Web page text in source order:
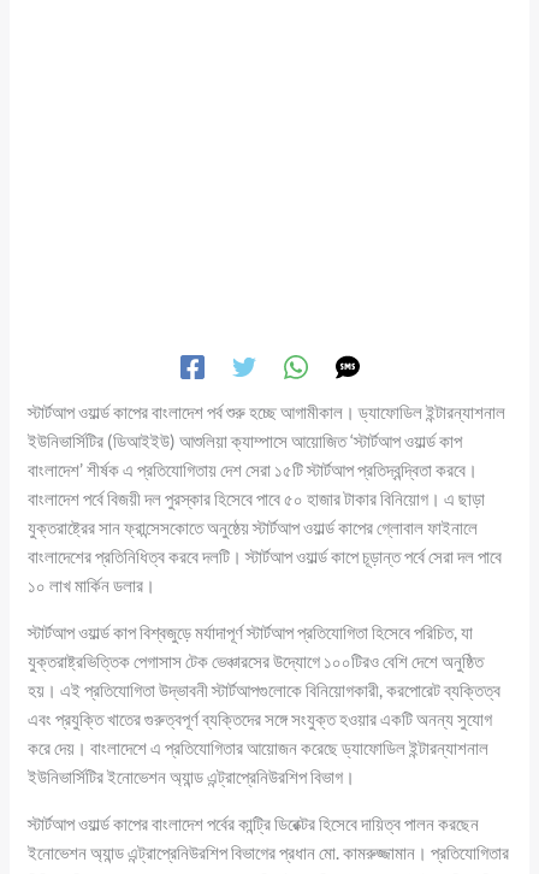
স্টার্টআপ ওয়ার্ল্ড কাপের বাংলাদেশ পর্ব শুরু হচ্ছে আগামীকাল। ড্যাফোডিল ইন্টারন্যাশনাল
ইউনিভার্সিটির (ডিআইইউ) আশুলিয়া ক্যাম্পাসে আয়োজিত ‘স্টার্টআপ ওয়ার্ল্ড কাপ
বাংলাদেশ’ শীর্ষক এ প্রতিযোগিতায় দেশ সেরা ১৫টি স্টার্টআপ প্রতিদ্বন্দ্বিতা করবে।
বাংলাদেশ পর্বে বিজয়ী দল পুরস্কার হিসেবে পাবে ৫০ হাজার টাকার বিনিয়োগ। এ ছাড়া
যুক্তরাষ্ট্রের সান ফ্রান্সেসকোতে অনুষ্ঠেয় স্টার্টআপ ওয়ার্ল্ড কাপের গ্লোবাল ফাইনালে
বাংলাদেশের প্রতিনিধিত্ব করবে দলটি। স্টার্টআপ ওয়ার্ল্ড কাপে চূড়ান্ত পর্বে সেরা দল পাবে
১০ লাখ মার্কিন ডলার।
স্টার্টআপ ওয়ার্ল্ড কাপ বিশ্বজুড়ে মর্যাদাপূর্ণ স্টার্টআপ প্রতিযোগিতা হিসেবে পরিচিত, যা
যুক্তরাষ্ট্রভিত্তিক পেগাসাস টেক ভেঞ্চারসের উদ্যোগে ১০০টিরও বেশি দেশে অনুষ্ঠিত
হয়। এই প্রতিযোগিতা উদ্ভাবনী স্টার্টআপগুলোকে বিনিয়োগকারী, করপোরেট ব্যক্তিত্ব
এবং প্রযুক্তি খাতের গুরুত্বপূর্ণ ব্যক্তিদের সঙ্গে সংযুক্ত হওয়ার একটি অনন্য সুযোগ
করে দেয়। বাংলাদেশে এ প্রতিযোগিতার আয়োজন করেছে ড্যাফোডিল ইন্টারন্যাশনাল
ইউনিভার্সিটির ইনোভেশন অ্যান্ড এন্ট্রাপ্রেনিউরশিপ বিভাগ।
স্টার্টআপ ওয়ার্ল্ড কাপের বাংলাদেশ পর্বের কান্ট্রি ডিরেক্টর হিসেবে দায়িত্ব পালন করছেন
ইনোভেশন অ্যান্ড এন্ট্রাপ্রেনিউরশিপ বিভাগের প্রধান মো. কামরুজ্জামান। প্রতিযোগিতার